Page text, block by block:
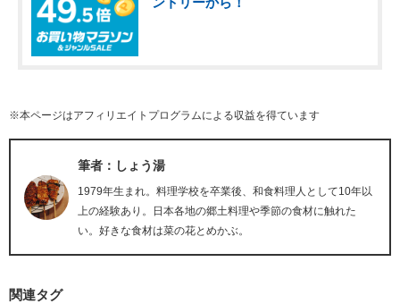
※本ページはアフィリエイトプログラムによる収益を得ています
筆者：しょう湯
1979年生まれ。料理学校を卒業後、和食料理人として10年以
上の経験あり。日本各地の郷土料理や季節の食材に触れた
い。好きな食材は菜の花とめかぶ。
関連タグ